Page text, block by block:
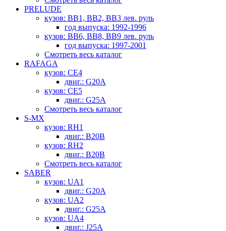
PRELUDE
кузов: BB1, BB2, BB3 лев. руль
год выпуска: 1992-1996
кузов: BB6, BB8, BB9 лев. руль
год выпуска: 1997-2001
Смотреть весь каталог
RAFAGA
кузов: CE4
двиг.: G20A
кузов: CE5
двиг.: G25A
Смотреть весь каталог
S-MX
кузов: RH1
двиг.: B20B
кузов: RH2
двиг.: B20B
Смотреть весь каталог
SABER
кузов: UA1
двиг.: G20A
кузов: UA2
двиг.: G25A
кузов: UA4
двиг.: J25A